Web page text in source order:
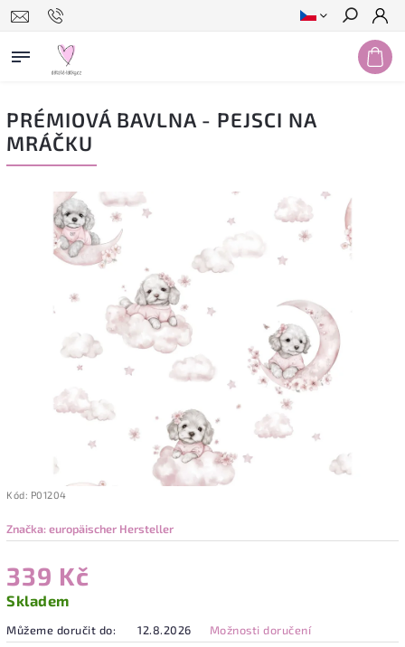
Hledat
PRÉMIOVÁ BAVLNA - PEJSCI NA
MRÁČKU
Kód: P01204
Značka:europäischer Hersteller
339 Kč
Skladem
Můžeme doručit do: 12.8.2026 Možnosti doručení